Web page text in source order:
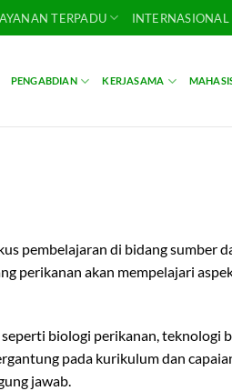
TERPADU INTERNASIONAL
PENGABDIAN KERJASAMA
pembelajaran di bidang sumber
perikanan akan mempelajari
biologi perikanan,
pada kurikulum dan
jawab.